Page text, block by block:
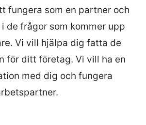
fungera som en partner och
de frågor som kommer upp
Vi vill hjälpa dig fatta de
för ditt företag. Vi vill ha en
med dig och fungera